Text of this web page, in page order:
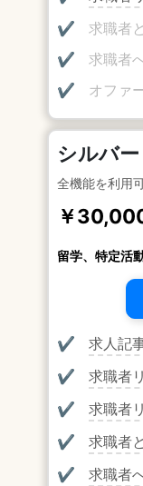
✔
求職者
✔
求職者
✔
オファ
シルバー
全機能を利用
￥
留学、特定活
✔
求人記
✔
求職者
✔
求職者
✔
求職者
✔
求職者